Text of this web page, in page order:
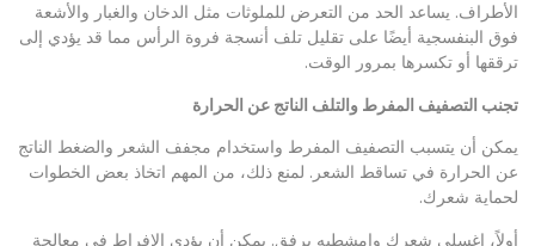
الأطراف. يساعد الحد من التعرض للملوثات مثل الدخان والغبار والأشعة
فوق البنفسجية أيضًا على تقليل تلف أنسجة فروة الرأس مما قد يؤدي إلى
ترققها أو تكسرها بمرور الوقت.
تجنب التصفيف المفرط والتلف الناتج عن الحرارة
يمكن أن يتسبب التصفيف المفرط واستخدام مجفف الشعر والضغط الناتج
عن الحرارة في تساقط الشعر. لمنع ذلك، من المهم اتخاذ بعض الخطوات
لحماية شعرك.
أولاً، اغسلي شعرك وامشطيه برفق. يمكن أن يؤدي الإفراط في معالجة